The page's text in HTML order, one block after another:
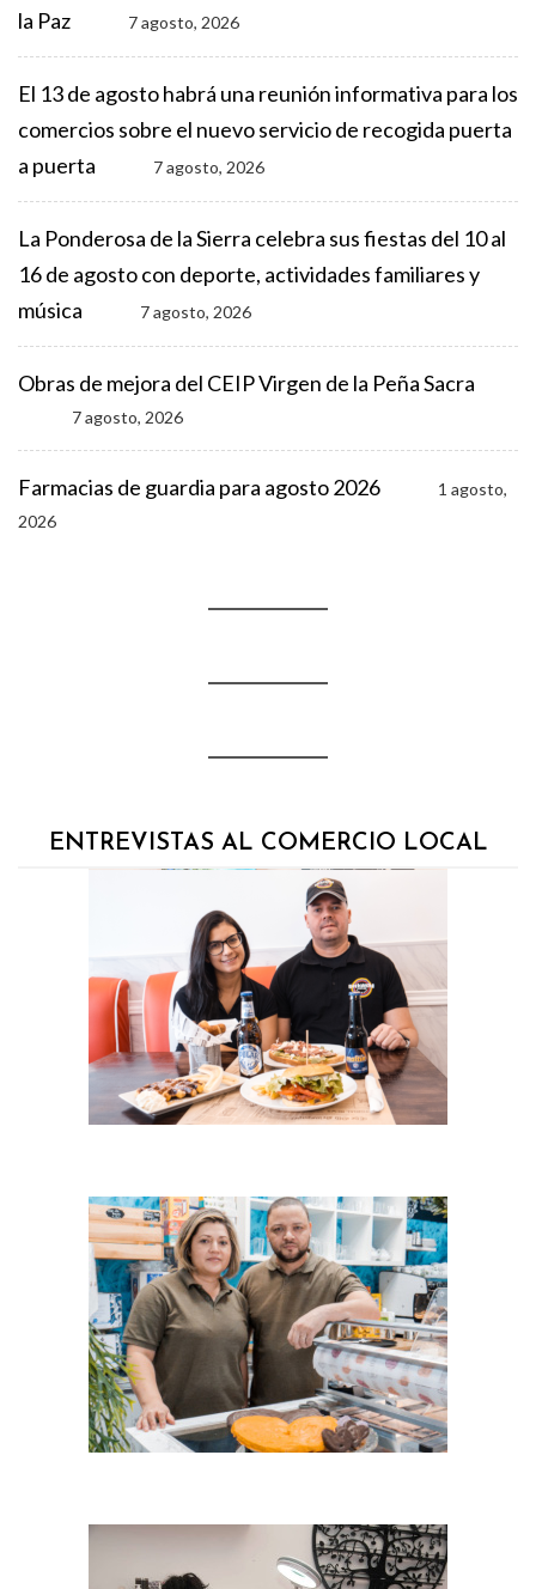
la Paz
7 agosto, 2026
El 13 de agosto habrá una reunión informativa para los
comercios sobre el nuevo servicio de recogida puerta
a puerta
7 agosto, 2026
La Ponderosa de la Sierra celebra sus fiestas del 10 al
16 de agosto con deporte, actividades familiares y
música
7 agosto, 2026
Obras de mejora del CEIP Virgen de la Peña Sacra
7 agosto, 2026
Farmacias de guardia para agosto 2026
1 agosto,
2026
ENTREVISTAS AL COMERCIO LOCAL